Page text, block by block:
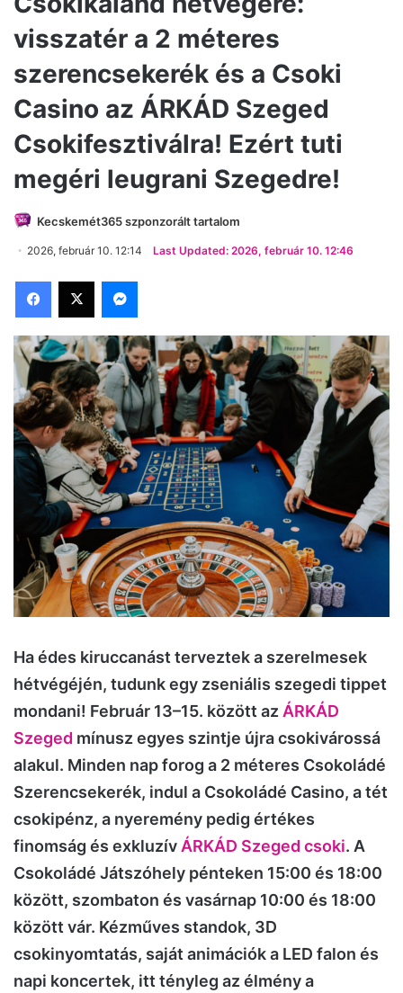
visszatér a 2 méteres
szerencsekerék és a Csoki
Casino az ÁRKÁD Szeged
Csokifesztiválra! Ezért tuti
megéri leugrani Szegedre!
Kecskemét365 szponzorált tartalom
2026, február 10. 12:14 Last Updated: 2026, február 10. 12:46
Facebook
X Messenger
Ha édes kiruccanást terveztek a szerelmesek
hétvégéjén, tudunk egy zseniális szegedi tippet
mondani! Február 13–15. között az ÁRKÁD
Szeged mínusz egyes szintje újra csokivárossá
alakul. Minden nap forog a 2 méteres Csokoládé
Szerencsekerék, indul a Csokoládé Casino, a tét
csokipénz, a nyeremény pedig értékes
finomság és exkluzív ÁRKÁD Szeged csoki. A
Csokoládé Játszóhely pénteken 15:00 és 18:00
között, szombaton és vasárnap 10:00 és 18:00
között vár. Kézműves standok, 3D
csokinyomtatás, saját animációk a LED falon és
napi koncertek, itt tényleg az élmény a